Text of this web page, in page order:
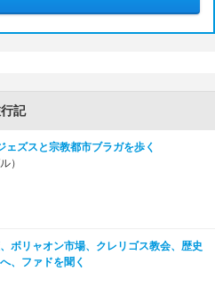
記
ズスと宗教都市ブラガを歩く
）
ボリャオン市場、クレリゴス教会、歴史
、ファドを聞く